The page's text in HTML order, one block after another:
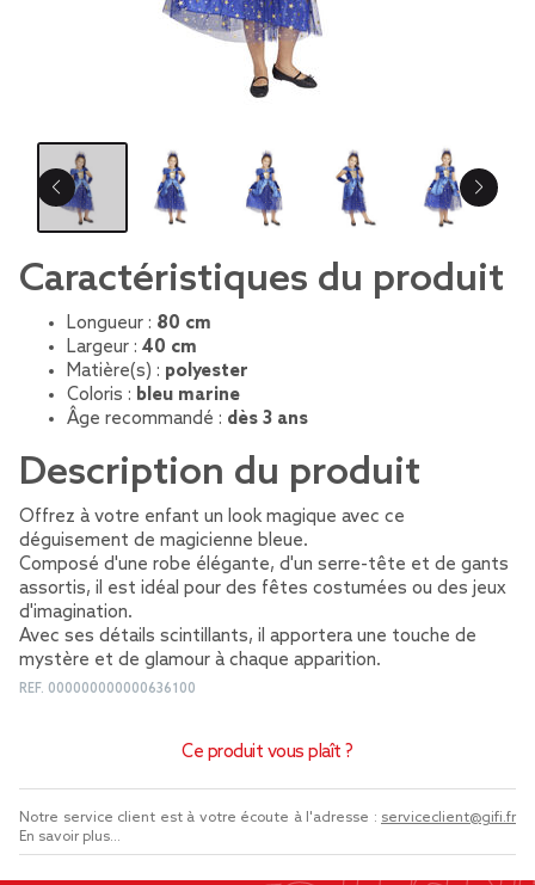
Caractéristiques du produit
Longueur : 80 cm
Largeur : 40 cm
Matière(s) : polyester
Coloris : bleu marine
Âge recommandé : dès 3 ans
Description du produit
Offrez à votre enfant un look magique avec ce
déguisement de magicienne bleue.
Composé d'une robe élégante, d'un serre-tête et de gants
assortis, il est idéal pour des fêtes costumées ou des jeux
d'imagination.
Avec ses détails scintillants, il apportera une touche de
mystère et de glamour à chaque apparition.
REF. 000000000000636100
Ce produit vous plaît ?
Notre service client est à votre écoute à l'adresse : serviceclient@gifi.fr
En savoir plus...